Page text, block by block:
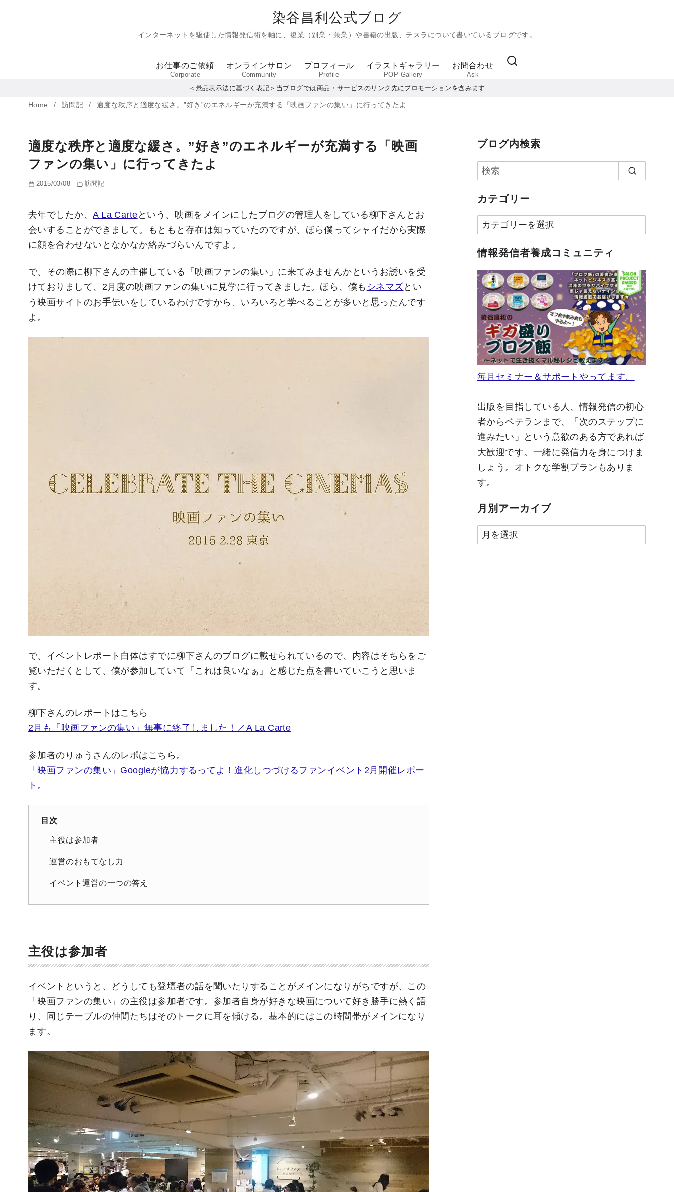
染谷昌利公式ブログ
インターネットを駆使した情報発信術を軸に、複業（副業・兼業）や書籍の出版、テスラについて書いているブログです。
お仕事のご依頼
Corporate
オンラインサロン
Community
プロフィール
Profile
イラストギャラリー
POP Gallery
お問合わせ
Ask
＜景品表示法に基づく表記＞当ブログでは商品・サービスのリンク先にプロモーションを含みます
Home 訪問記 適度な秩序と適度な緩さ。”好き”のエネルギーが充満する「映画ファンの集い」に行ってきたよ
適度な秩序と適度な緩さ。”好き”のエネルギーが充満する「映画
ファンの集い」に行ってきたよ
2015/03/08 訪問記
去年でしたか、A La Carte という、映画をメインにしたブログの管理人をしている柳下さんとお
会いすることができまして。もともと存在は知っていたのですが、ほら僕ってシャイだから実際
に顔を合わせないとなかなか絡みづらいんですよ。
で、その際に柳下さんの主催している「映画ファンの集い」に来てみませんかというお誘いを受
けておりまして、2月度の映画ファンの集いに見学に行ってきました。ほら、僕も シネマズとい
う映画サイトのお手伝いをしているわけですから、いろいろと学べることが多いと思ったんです
よ。
で、イベントレポート自体はすでに柳下さんのブログに載せられているので、内容はそちらをご
覧いただくとして、僕が参加していて「これは良いなぁ」と感じた点を書いていこうと思いま
す。
柳下さんのレポートはこちら
2月も「映画ファンの集い」無事に終了しました！／A La Carte
参加者のりゅうさんのレポはこちら。
「映画ファンの集い」Googleが協力するってよ！進化しつづけるファンイベント2月開催レポー
ト。
目次
主役は参加者
運営のおもてなし力
イベント運営の一つの答え
主役は参加者
イベントというと、どうしても登壇者の話を聞いたりすることがメインになりがちですが、この
「映画ファンの集い」の主役は参加者です。参加者自身が好きな映画について好き勝手に熱く語
り、同じテーブルの仲間たちはそのトークに耳を傾ける。基本的にはこの時間帯がメインになり
ます。
ブログ内検索
カテゴリー
カ
テ
ゴ
リ
ー
情報発信者養成コミュニティ
毎月セミナー＆サポートやってます。
出版を目指している人、情報発信の初心
者からベテランまで、「次のステップに
進みたい」という意欲のある方であれば
大歓迎です。一緒に発信力を身につけま
しょう。オトクな学割プランもありま
す。
月別アーカイブ
月
別